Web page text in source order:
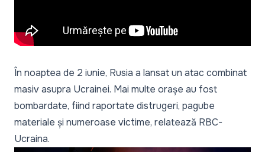
În noaptea de 2 iunie, Rusia a lansat un atac combinat
masiv asupra Ucrainei. Mai multe orașe au fost
bombardate, fiind raportate distrugeri, pagube
materiale și numeroase victime, relatează RBC-
Ucraina.